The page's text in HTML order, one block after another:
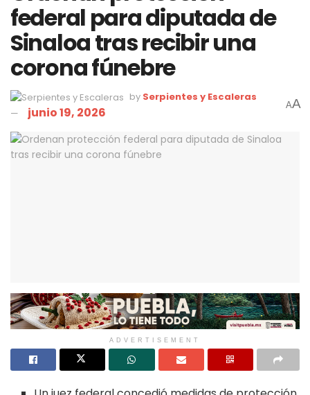
federal para diputada de
Sinaloa tras recibir una
corona fúnebre
by Serpientes y Escaleras
junio 19, 2026 AA
ADVERTISEMENT